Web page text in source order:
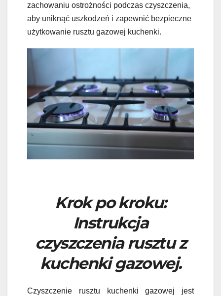
zachowaniu ostrożności podczas czyszczenia,
aby uniknąć uszkodzeń i zapewnić bezpieczne
użytkowanie rusztu gazowej kuchenki.
Krok po kroku:
Instrukcja
czyszczenia rusztu z
kuchenki gazowej.
Czyszczenie rusztu kuchenki gazowej jest